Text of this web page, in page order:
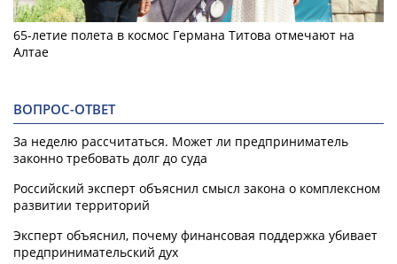
65-летие полета в космос Германа Титова отмечают на
Алтае
ВОПРОС-ОТВЕТ
За неделю рассчитаться. Может ли предприниматель
законно требовать долг до суда
Российский эксперт объяснил смысл закона о комплексном
развитии территорий
Эксперт объяснил, почему финансовая поддержка убивает
предпринимательский дух